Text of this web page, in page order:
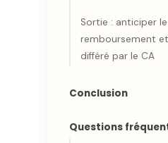
Sortie : anticiper
remboursement
différé par le CA
Conclusion
Questions